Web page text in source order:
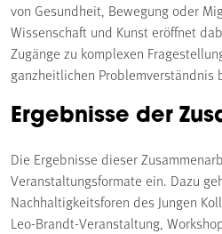
von Gesundheit, Bewegung oder
Wissenschaft und Kunst eröffnet
Zugänge zu komplexen
ganzheitlichen Problemverständnis
Ergebnisse der
Die Ergebnisse dieser
Veranstaltungsformate ein. Dazu
Nachhaltigkeitsforen des Jungen
Leo-Brandt-Veranstaltung,